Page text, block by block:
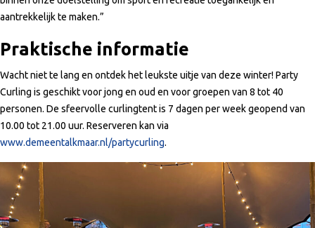
aantrekkelijk te maken.”
Praktische informatie
Wacht niet te lang en ontdek het leukste uitje van deze winter! Party
Curling is geschikt voor jong en oud en voor groepen van 8 tot 40
personen. De sfeervolle curlingtent is 7 dagen per week geopend van
10.00 tot 21.00 uur. Reserveren kan via
www.demeentalkmaar.nl/partycurling.